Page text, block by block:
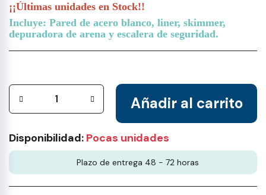
¡¡Últimas unidades en Stock!!
Incluye: Pared de acero blanco, liner, skimmer,
depuradora de arena y escalera de seguridad.
Añadir al carrito
Disponibilidad: Pocas unidades
Plazo de entrega 48 - 72 horas